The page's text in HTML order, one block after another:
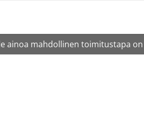
ainoa mahdollinen toimitustapa